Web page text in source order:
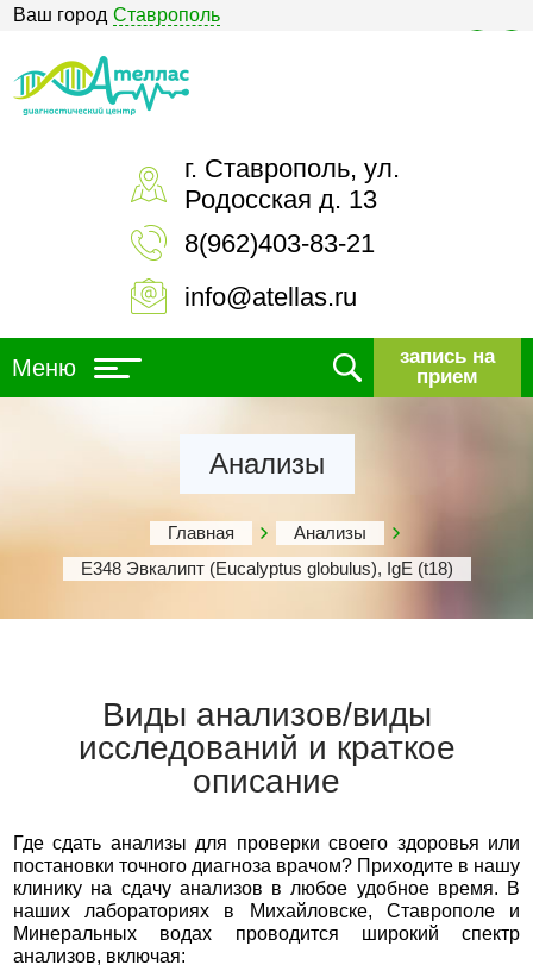
Ваш город Ставрополь
г. Ставрополь, ул.
Родосская д. 13
8(962)403-83-21
info@atellas.ru
Меню
запись на
прием
Анализы
Главная
Анализы
Е348 Эвкалипт (Eucalyptus globulus), IgE (t18)
Виды анализов/виды
исследований и краткое
описание
Где сдать анализы для проверки своего здоровья или
постановки точного диагноза врачом? Приходите в нашу
клинику на сдачу анализов в любое удобное время. В
наших лабораториях в Михайловске, Ставрополе и
Минеральных водах проводится широкий спектр
анализов, включая: